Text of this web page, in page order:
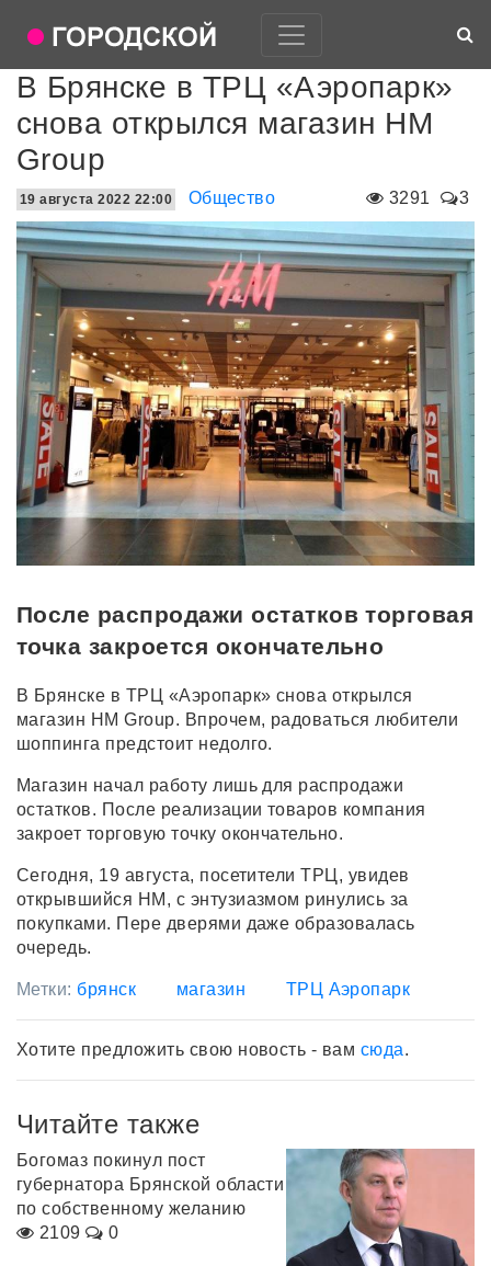
В Брянске в ТРЦ «Аэропарк»
снова открылся магазин HM
Group
3291 3
19 августа 2022 22:00 Общество
После распродажи остатков торговая
точка закроется окончательно
В Брянске в ТРЦ «Аэропарк» снова открылся
магазин HM Group. Впрочем, радоваться любители
шоппинга предстоит недолго.
Магазин начал работу лишь для распродажи
остатков. После реализации товаров компания
закроет торговую точку окончательно.
Сегодня, 19 августа, посетители ТРЦ, увидев
открывшийся НМ, с энтузиазмом ринулись за
покупками. Пере дверями даже образовалась
очередь.
Метки: брянск магазин ТРЦ Аэропарк
Хотите предложить свою новость - вам сюда.
Читайте также
Богомаз покинул пост
губернатора Брянской области
по собственному желанию
2109
0